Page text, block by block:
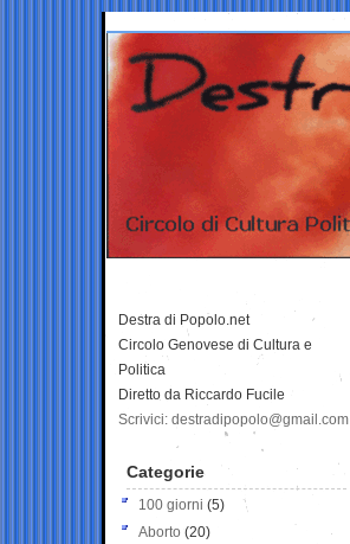
Destra di Popolo.net
Circolo Genovese di Cultura e
Politica
Diretto da Riccardo Fucile
Scrivici: destradipopolo@gmail.com
Categorie
100 giorni (5)
Aborto (20)